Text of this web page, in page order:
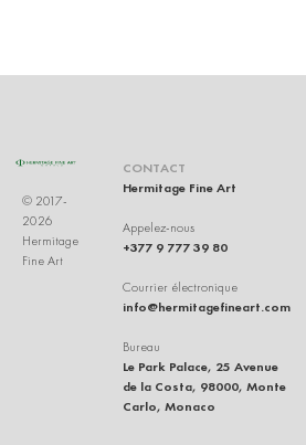
© 2017-
2026
Hermitage
Fine Art
CONTACT
Hermitage Fine Art
Appelez-nous
+377 9 777 39 80
Courrier électronique
info@hermitagefineart.com
Bureau
Le Park Palace, 25 Avenue
de la Costa, 98000, Monte
Carlo, Monaco